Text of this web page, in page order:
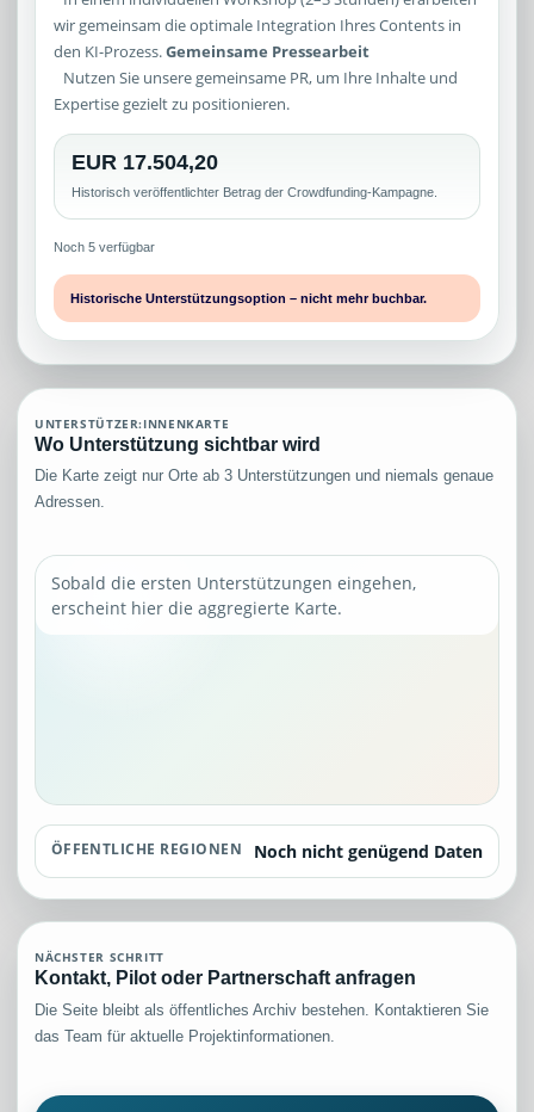
wir gemeinsam die optimale Integration Ihres Contents in
den KI-Prozess.Gemeinsame Pressearbeit
Nutzen Sie unsere gemeinsame PR, um Ihre Inhalte und
Expertise gezielt zu positionieren.
EUR 17.504,20
Historisch veröffentlichter Betrag der Crowdfunding-Kampagne.
Noch 5 verfügbar
Historische Unterstützungsoption – nicht mehr buchbar.
UNTERSTÜTZER:INNENKARTE
Wo Unterstützung sichtbar wird
Die Karte zeigt nur Orte ab 3 Unterstützungen und niemals genaue
Adressen.
Sobald die ersten Unterstützungen eingehen,
erscheint hier die aggregierte Karte.
ÖFFENTLICHE REGIONEN Noch nicht genügend Daten
NÄCHSTER SCHRITT
Kontakt, Pilot oder Partnerschaft anfragen
Die Seite bleibt als öffentliches Archiv bestehen. Kontaktieren Sie
das Team für aktuelle Projektinformationen.